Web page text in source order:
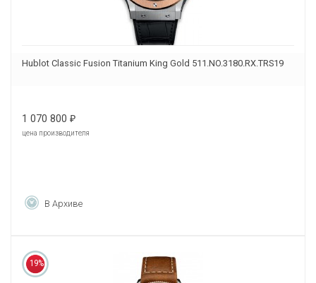
Hublot Classic Fusion Titanium King Gold 511.NO.3180.RX.TRS19
1 070 800 ₽
цена производителя
В Архиве
19%